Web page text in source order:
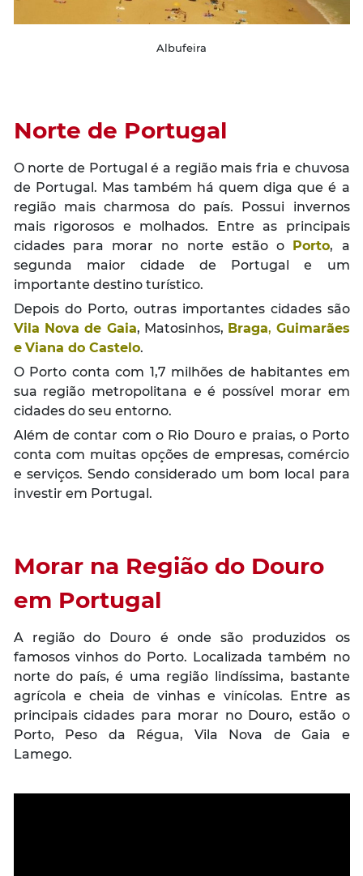
Albufeira
Norte de Portugal
O norte de Portugal é a região mais fria e chuvosa
de Portugal. Mas também há quem diga que é a
região mais charmosa do país. Possui invernos
mais rigorosos e molhados. Entre as principais
cidades para morar no norte estão o Porto, a
segunda maior cidade de Portugal e um
importante destino turístico.
Depois do Porto, outras importantes cidades são
Vila Nova de Gaia, Matosinhos, Braga, Guimarães
e Viana do Castelo.
O Porto conta com 1,7 milhões de habitantes em
sua região metropolitana e é possível morar em
cidades do seu entorno.
Além de contar com o Rio Douro e praias, o Porto
conta com muitas opções de empresas, comércio
e serviços. Sendo considerado um bom local para
investir em Portugal.
Morar na Região do Douro
em Portugal
A região do Douro é onde são produzidos os
famosos vinhos do Porto. Localizada também no
norte do país, é uma região lindíssima, bastante
agrícola e cheia de vinhas e vinícolas. Entre as
principais cidades para morar no Douro, estão o
Porto, Peso da Régua, Vila Nova de Gaia e
Lamego.